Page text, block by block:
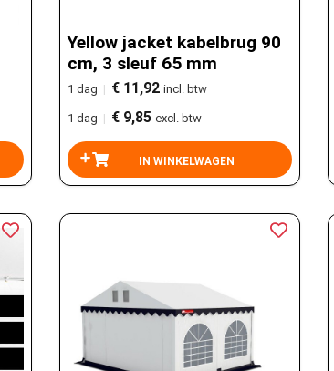
Yellow jacket kabelbrug 90
cm, 3 sleuf 65 mm
1 dag | € 11,92 incl. btw
1 dag | € 9,85 excl. btw